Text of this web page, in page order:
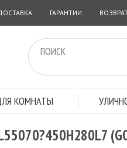
ГАРАНТИИ
КОМНАТЫ